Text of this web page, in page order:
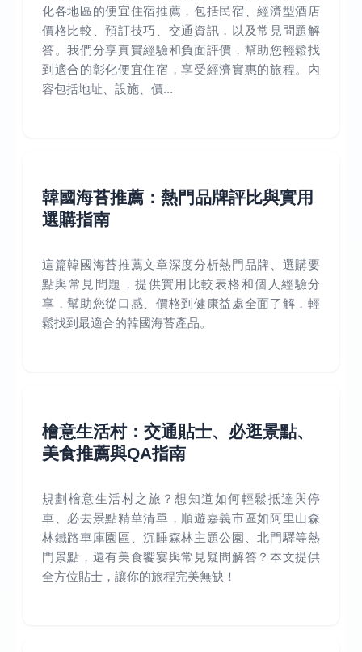
化各地區的便宜住宿推薦，包括民宿、經濟型酒店
價格比較、預訂技巧、交通資訊，以及常見問題解
答。我們分享真實經驗和負面評價，幫助您輕鬆找
到適合的彰化便宜住宿，享受經濟實惠的旅程。內
容包括地址、設施、價...
韓國海苔推薦：熱門品牌評比與實用
選購指南
這篇韓國海苔推薦文章深度分析熱門品牌、選購要
點與常見問題，提供實用比較表格和個人經驗分
享，幫助您從口感、價格到健康益處全面了解，輕
鬆找到最適合的韓國海苔產品。
檜意生活村：交通貼士、必逛景點、
美食推薦與QA指南
規劃檜意生活村之旅？想知道如何輕鬆抵達與停
車、必去景點精華清單，順遊嘉義市區如阿里山森
林鐵路車庫園區、沉睡森林主題公園、北門驛等熱
門景點，還有美食饗宴與常見疑問解答？本文提供
全方位貼士，讓你的旅程完美無缺！